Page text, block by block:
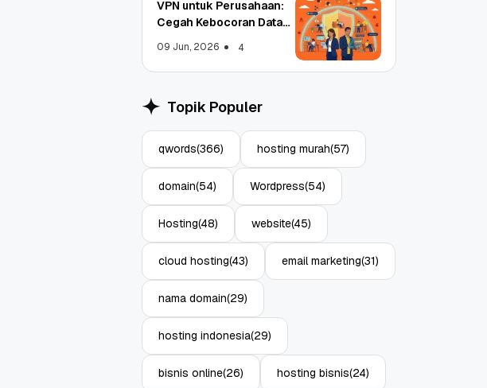
Aplikasi: Atasi Limitasi
11 Jun, 2026 4
VPN untuk Perusahaan:
Cegah Kebocoran Data
09 Jun, 2026 4
Topik Populer
qwords(366) hosting murah(57)
domain(54) Wordpress(54)
Hosting(48) website(45)
cloud hosting(43) email marketing(31)
nama domain(29)
hosting indonesia(29)
bisnis online(26) hosting bisnis(24)